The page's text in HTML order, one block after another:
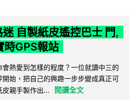
自製紙皮遙控巴士 門,
時GPS報站
熱愛到怎樣的程度？一位就讀中三的
始，把自己的興趣一步步變成真正可
親手製作出...
閱讀全文